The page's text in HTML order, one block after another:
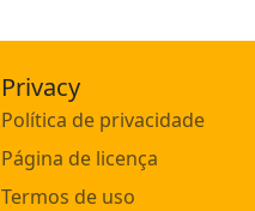
Privacy
Política de privacidade
Página de licença
Termos de uso